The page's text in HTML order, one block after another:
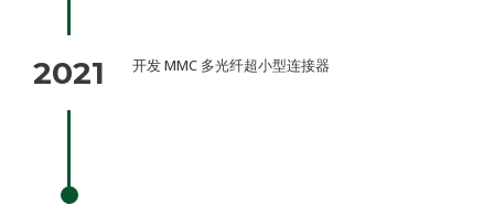
2021 开发 MMC 多光纤超小型连接器